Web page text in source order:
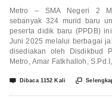
Metro – SMA Negeri 2
sebanyak 324 murid baru
peserta didik baru (PPDB)
Juni 2025 melalui berbagai
disediakan oleh Disdikbud
Metro, Amar Fatkhalloh,
 Dibaca 1152 Kali 